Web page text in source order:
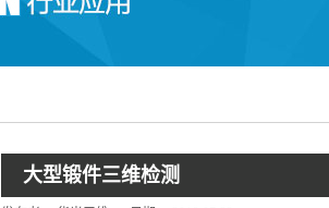
大型锻件三维检测